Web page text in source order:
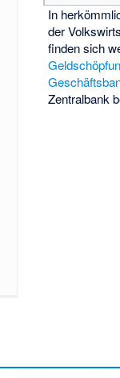
In
der
finden sich
Zentralbank